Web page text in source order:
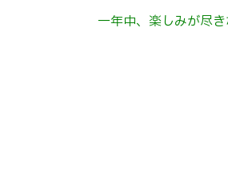
一年中、楽しみが尽き